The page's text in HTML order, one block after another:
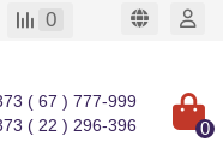
0
( 67 ) 777-999
( 22 ) 296-396
0